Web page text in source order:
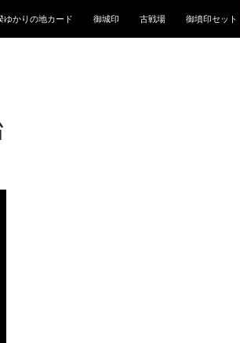
ゆかりの地カード 御城印 古戦場 御墳印セット